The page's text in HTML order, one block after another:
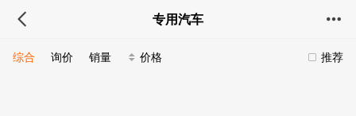
专用汽车
推荐
综合 询价 销量 价格